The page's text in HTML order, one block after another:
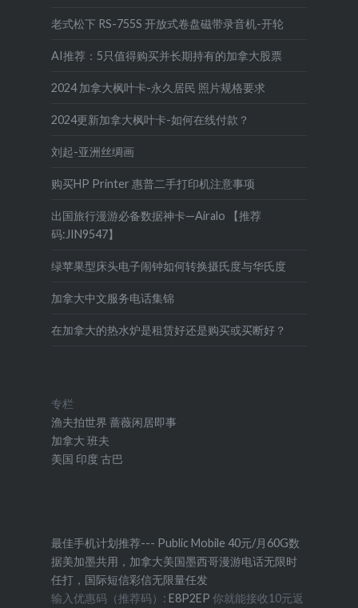
老式松下 RS-755S 开放式卷盘磁带录音机-开轮
AI推荐：5只值得购买并长期持有的加拿大股票
2024 加拿大枫叶卡-永久居民 照片规格要求
2024更新加拿大枫叶卡-如何在线付款？
刘起-亚洲丝绸画
购买HP Printer 惠普二手打印机注意事项
出国旅行漫游必备数据神卡—Airalo 【推荐
码:JIN9547】
绿苹果型床头电子闹钟如何转换摄氏度与华氏度
加拿大中文服务电话集锦
在加拿大的热水炉是租赁好还是购买或买断好？
专栏
渔夫拍世界 蔷薇闲居即事
加拿大 班夫
美国 印度 古巴
最佳手机计划推荐--- Public Mobile 40元/月60G数
据美加墨共用，加拿大美国墨西哥漫游电话无限时
任打，国际短信彩信无限量任发
输入优惠码（推荐码）: E8P2EP 你就能接收10元返